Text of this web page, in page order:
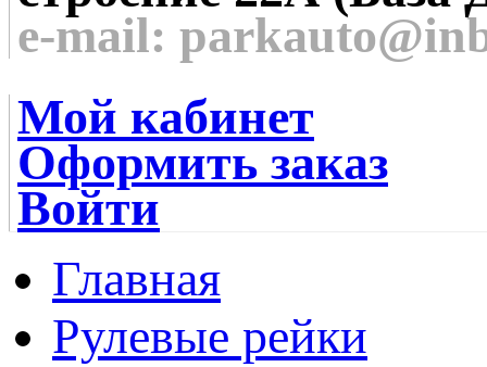
e-mail:
Мой кабинет
Оформить заказ
Войти
Главная
Рулевые рейки